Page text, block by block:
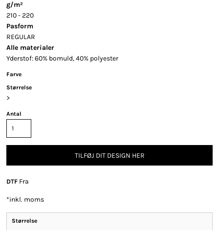
g/m²
210 - 220
Pasform
REGULAR
Alle materialer
Yderstof: 60% bomuld, 40% polyester
Farve
Størrelse
>
Antal
TILFØJ DIT DESIGN HER
DTF Fra
*inkl. moms
Størrelse